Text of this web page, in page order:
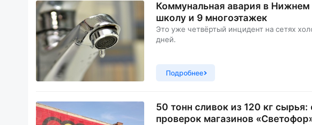
Коммунальная авария в Нижнем
школу и 9 многоэтажек
Это уже четвёртый инцидент на сетях
дней.
Подробнее
50 тонн сливок из 120 кг
проверок магазинов